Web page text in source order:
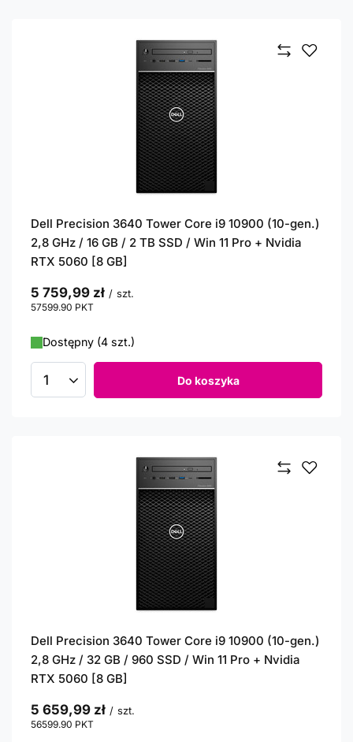
Dell Precision 3640 Tower Core i9 10900 (10-gen.)
2,8 GHz / 16 GB / 2 TB SSD / Win 11 Pro + Nvidia
RTX 5060 [8 GB]
5 759,99 zł / szt.
57599.90 PKT
Dostępny (4 szt.)
Ilość produktów Do koszyka
Dell Precision 3640 Tower Core i9 10900 (10-gen.)
2,8 GHz / 32 GB / 960 SSD / Win 11 Pro + Nvidia
RTX 5060 [8 GB]
5 659,99 zł / szt.
56599.90 PKT